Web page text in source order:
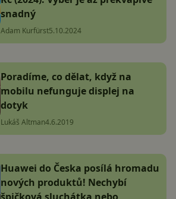
snadný
Adam Kurfürst5.10.2024
Poradíme, co dělat, když na
mobilu nefunguje displej na
dotyk
Lukáš Altman4.6.2019
Huawei do Česka posílá hromadu
nových produktů! Nechybí